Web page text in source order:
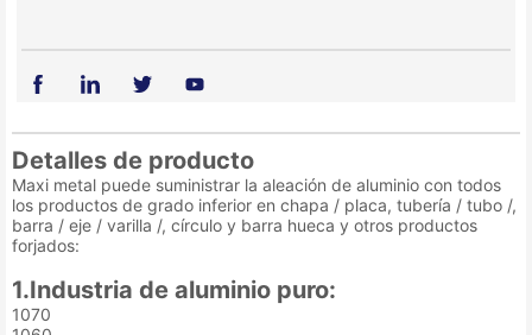
Detalles de producto
Maxi metal puede suministrar la aleación de aluminio con todos
los productos de grado inferior en chapa / placa, tubería / tubo /,
barra / eje / varilla /, círculo y barra hueca y otros productos
forjados:
1.Industria de aluminio puro:
1070